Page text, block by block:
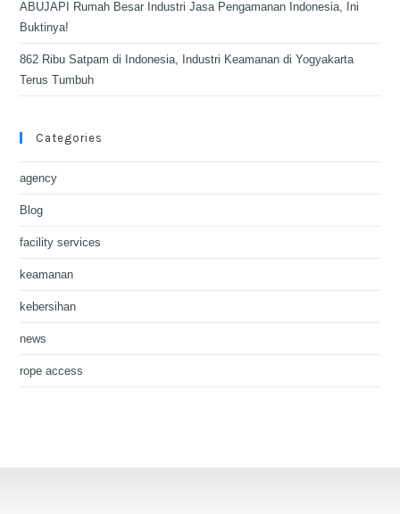
ABUJAPI Rumah Besar Industri Jasa Pengamanan Indonesia, Ini
Buktinya!
862 Ribu Satpam di Indonesia, Industri Keamanan di Yogyakarta
Terus Tumbuh
Categories
agency
Blog
facility services
keamanan
kebersihan
news
rope access